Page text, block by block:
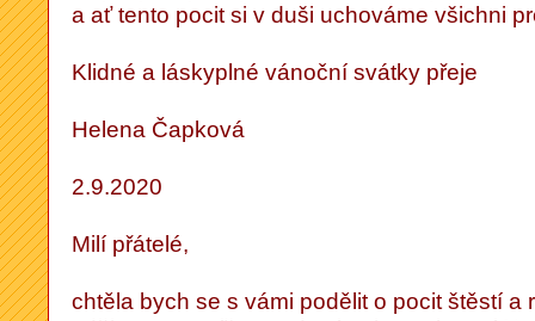
a ať tento pocit si v duši uchováme všichni
Klidné a láskyplné vánoční svátky přeje
Helena Čapková
2.9.2020
Milí přátelé,
chtěla bych se s vámi podělit o pocit štěstí a